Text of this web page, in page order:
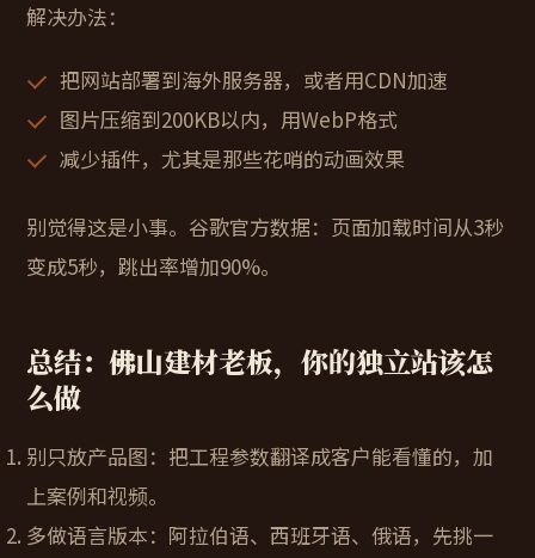
解决办法：
把网站部署到海外服务器，或者用CDN加速
图片压缩到200KB以内，用WebP格式
减少插件，尤其是那些花哨的动画效果
别觉得这是小事。谷歌官方数据：页面加载时间从3秒
变成5秒，跳出率增加90%。
总结：佛山建材老板，你的独立站该怎
么做
别只放产品图：把工程参数翻译成客户能看懂的，加
上案例和视频。
多做语言版本：阿拉伯语、西班牙语、俄语，先挑一